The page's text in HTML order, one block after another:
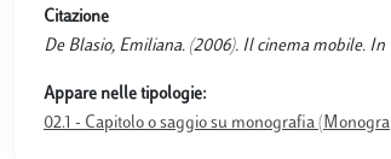
Citazione
De Blasio, Emiliana. (2006). Il cinema mobile. In
Appare nelle tipologie:
02.1 - Capitolo o saggio su monografia